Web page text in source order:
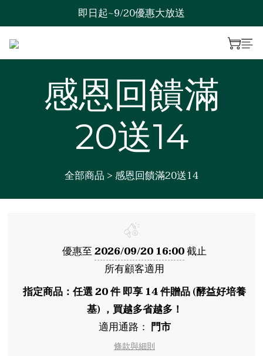
歡迎來到綠澯科技
即日起~9/20優惠大放送
感恩回饋滿
20送14
全部商品 >感恩回饋滿20送14
優惠至2026/09/20 16:00截止
所有顧客適用
指定商品：任選 20 件 即享 14 件贈品 (酵益好培養
基) ，買越多省越多！
適用通路： 門市
條款與細則